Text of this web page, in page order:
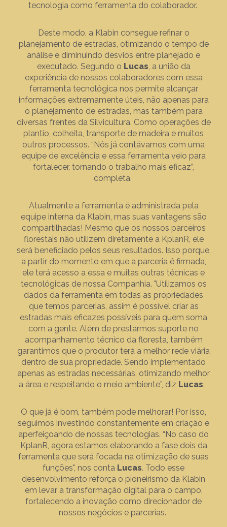
tecnologia como ferramenta do colaborador.
Deste modo, a Klabin consegue refinar o
planejamento de estradas, otimizando o tempo de
análise e diminuindo desvios entre planejado e
executado. Segundo o Lucas, a união da
experiência de nossos colaboradores com essa
ferramenta tecnológica nos permite alcançar
informações extremamente úteis, não apenas para
o planejamento de estradas, mas também para
diversas frentes da Silvicultura. Como operações de
plantio, colheita, transporte de madeira e muitos
outros processos. “Nós já contávamos com uma
equipe de excelência e essa ferramenta veio para
fortalecer, tornando o trabalho mais eficaz”,
completa.
Atualmente a ferramenta é administrada pela
equipe interna da Klabin, mas suas vantagens são
compartilhadas! Mesmo que os nossos parceiros
florestais não utilizem diretamente a KplanR, ele
será beneficiado pelos seus resultados. Isso porque,
a partir do momento em que a parceria é firmada,
ele terá acesso a essa e muitas outras técnicas e
tecnológicas de nossa Companhia. "Utilizamos os
dados da ferramenta em todas as propriedades
que temos parcerias, assim é possível criar as
estradas mais eficazes possíveis para quem soma
com a gente. Além de prestarmos suporte no
acompanhamento técnico da floresta, também
garantimos que o produtor terá a melhor rede viária
dentro de sua propriedade. Sendo implementado
apenas as estradas necessárias, otimizando melhor
a área e respeitando o meio ambiente”, diz Lucas.
O que já é bom, também pode melhorar! Por isso,
seguimos investindo constantemente em criação e
aperfeiçoando de nossas tecnologias. “No caso do
KplanR, agora estamos elaborando a fase dois da
ferramenta que será focada na otimização de suas
funções", nos conta Lucas. Todo esse
desenvolvimento reforça o pioneirismo da Klabin
em levar a transformação digital para o campo,
fortalecendo a inovação como direcionador de
nossos negócios e parcerias.